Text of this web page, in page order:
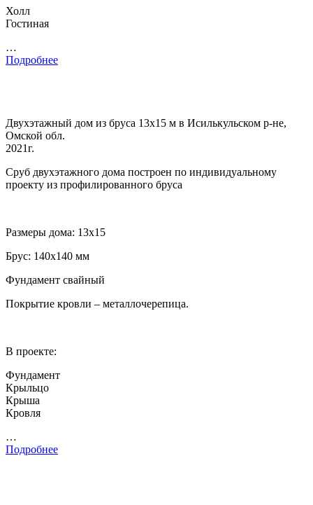
Холл
Гостиная
…
Подробнее
Двухэтажный дом из бруса 13х15 м в Исилькульском р-не,
Омской обл.
2021г.
Сруб двухэтажного дома построен по индивидуальному
проекту из профилированного бруса
Размеры дома: 13х15
Брус: 140х140 мм
Фундамент свайный
Покрытие кровли – металлочерепица.
В проекте:
Фундамент
Крыльцо
Крыша
Кровля
…
Подробнее